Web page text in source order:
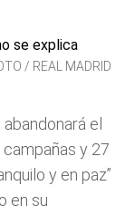
/ REAL MADRID
el
y 27
y en paz”
en su